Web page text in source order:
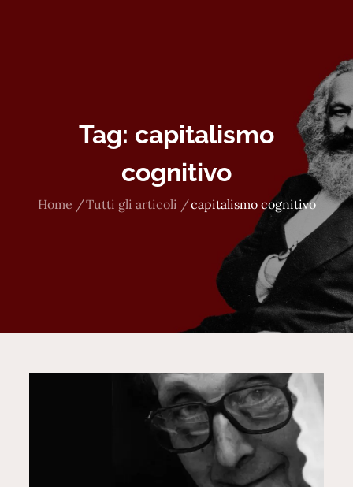
Tag: capitalismo
cognitivo
Home Tutti gli articoli capitalismo cognitivo